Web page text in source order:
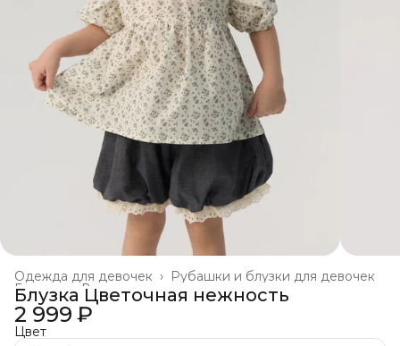
Рубашки и блузки для девочек
Одежда для девочек ›
Все товары ›
Главная ›
Блузка Цветочная нежность
2 999 ₽
Цвет